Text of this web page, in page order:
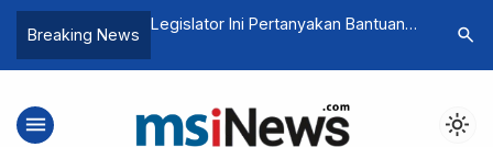
Breaking News
Legislator Ini Pertanyakan Bantuan
Berkembang, Soal Perubahan Iklim
search
menu light_mode